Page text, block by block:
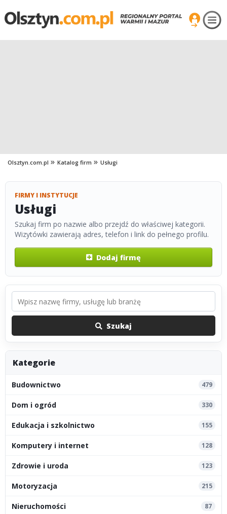
Olsztyn.com.pl Katalog firm Usługi
FIRMY I INSTYTUCJE
Usługi
Szukaj firm po nazwie albo przejdź do właściwej kategorii.
Wizytówki zawierają adres, telefon i link do pełnego profilu.
Dodaj firmę
Szukaj
Kategorie
Budownictwo 479
Dom i ogród 330
Edukacja i szkolnictwo 155
Komputery i internet 128
Zdrowie i uroda 123
Motoryzacja 215
Nieruchomości 87